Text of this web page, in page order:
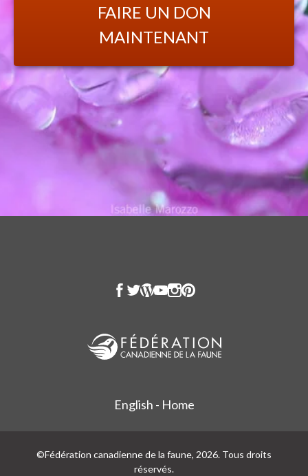
FAIRE UN DON
MAINTENANT
English - Home
©Fédération canadienne de la faune, 2026. Tous droits
réservés.